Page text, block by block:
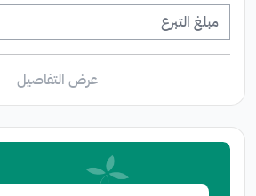
عرض التفاصيل